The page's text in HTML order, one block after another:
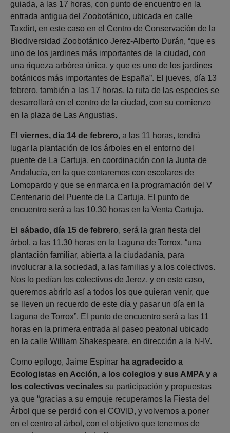
guiada, a las 17 horas, con punto de encuentro en la
entrada antigua del Zoobotánico, ubicada en calle
Taxdirt, en este caso en el Centro de Conservación de la
Biodiversidad Zoobotánico Jerez-Alberto Durán, “que es
uno de los jardines más importantes de la ciudad, con
una riqueza arbórea única, y que es uno de los jardines
botánicos más importantes de España”. El jueves, día 13
febrero, también a las 17 horas, la ruta de las especies se
desarrollará en el centro de la ciudad, con su comienzo
en la plaza de Las Angustias.
El viernes, día 14 de febrero, a las 11 horas, tendrá
lugar la plantación de los árboles en el entorno del
puente de La Cartuja, en coordinación con la Junta de
Andalucía, en la que contaremos con escolares de
Lomopardo y que se enmarca en la programación del V
Centenario del Puente de La Cartuja. El punto de
encuentro será a las 10.30 horas en la Venta Cartuja.
El sábado, día 15 de febrero, será la gran fiesta del
árbol, a las 11.30 horas en la Laguna de Torrox, “una
plantación familiar, abierta a la ciudadanía, para
involucrar a la sociedad, a las familias y a los colectivos.
Nos lo pedían los colectivos de Jerez, y en este caso,
queremos abrirlo así a todos los que quieran venir, que
se lleven un recuerdo de este día y pasar un día en la
Laguna de Torrox”. El punto de encuentro será a las 11
horas en la primera entrada al paseo peatonal ubicado
en la calle William Shakespeare, en dirección a la N-IV.
Como epílogo, Jaime Espinar ha agradecido a
Ecologistas en Acción, a los colegios y sus AMPA y a
los colectivos vecinales su participación y propuestas
ya que “gracias a su empuje recuperamos la Fiesta del
Árbol que se perdió con el COVID, y volvemos a poner
en el centro al árbol, con el objetivo que tenemos de